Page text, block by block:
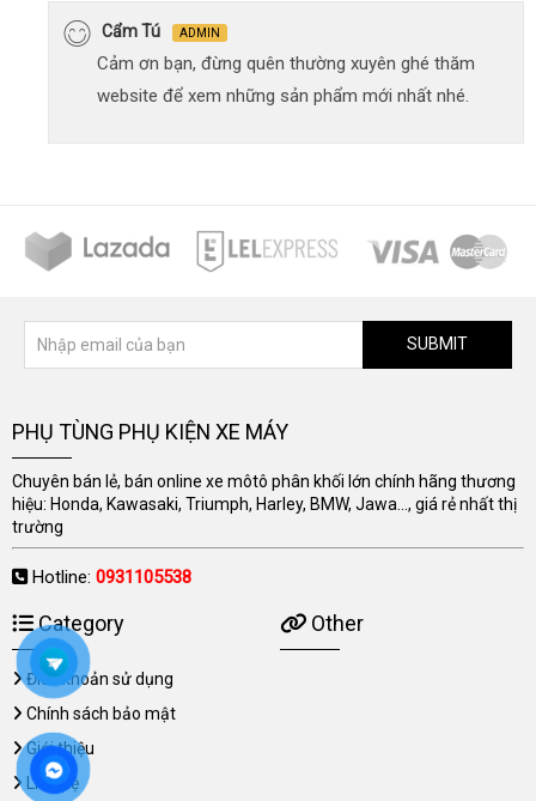
Cẩm Tú ADMIN
Cảm ơn bạn, đừng quên thường xuyên ghé thăm
website để xem những sản phẩm mới nhất nhé.
SUBMIT
PHỤ TÙNG PHỤ KIỆN XE MÁY
Chuyên bán lẻ, bán online xe môtô phân khối lớn chính hãng thương
hiệu: Honda, Kawasaki, Triumph, Harley, BMW, Jawa..., giá rẻ nhất thị
trường
Hotline: 0931105538
Category
Điều khoản sử dụng
Chính sách bảo mật
Giới thiệu
Liên hệ
Other